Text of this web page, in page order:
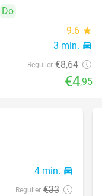
Do
9.6 star
3 min. directions_car
Regulier €8,64
€4,95
4 min. directions_car
Regulier €33